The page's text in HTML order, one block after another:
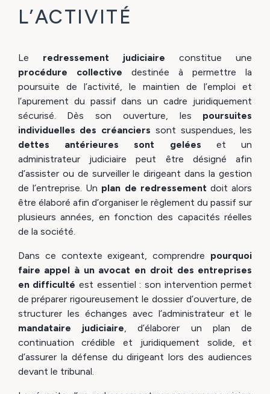
L’ACTIVITÉ
Le redressement judiciaire constitue une
procédure collective destinée à permettre la
poursuite de l’activité, le maintien de l’emploi et
l’apurement du passif dans un cadre juridiquement
sécurisé. Dès son ouverture, les poursuites
individuelles des créanciers sont suspendues, les
dettes antérieures sont gelées et un
administrateur judiciaire peut être désigné afin
d’assister ou de surveiller le dirigeant dans la gestion
de l’entreprise. Un plan de redressement doit alors
être élaboré afin d’organiser le règlement du passif sur
plusieurs années, en fonction des capacités réelles
de la société.
Dans ce contexte exigeant, comprendre pourquoi
faire appel à un avocat en droit des entreprises
en difficulté est essentiel : son intervention permet
de préparer rigoureusement le dossier d’ouverture, de
structurer les échanges avec l’administrateur et le
mandataire judiciaire , d’élaborer un plan de
continuation crédible et juridiquement solide, et
d’assurer la défense du dirigeant lors des audiences
devant le tribunal.